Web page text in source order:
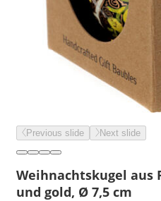
Previous slide Next slide
Weihnachtskugel aus
und gold, Ø 7,5 cm